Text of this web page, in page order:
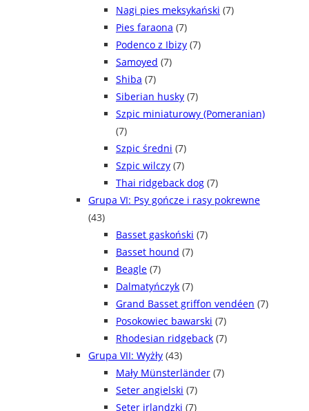
Nagi pies meksykański (7)
Pies faraona (7)
Podenco z Ibizy (7)
Samoyed (7)
Shiba (7)
Siberian husky (7)
Szpic miniaturowy (Pomeranian)
(7)
Szpic średni (7)
Szpic wilczy (7)
Thai ridgeback dog (7)
Grupa VI: Psy gończe i rasy pokrewne
(43)
Basset gaskoński (7)
Basset hound (7)
Beagle (7)
Dalmatyńczyk (7)
Grand Basset griffon vendéen (7)
Posokowiec bawarski (7)
Rhodesian ridgeback (7)
Grupa VII: Wyżły (43)
Mały Münsterländer (7)
Seter angielski (7)
Seter irlandzki (7)